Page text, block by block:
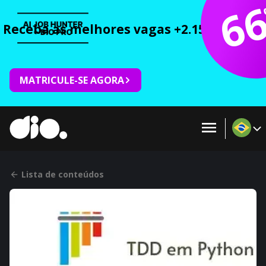
Receba as melhores vagas +2.150 cursos
MATRICULE-SE AGORA
Lista de conteúdos